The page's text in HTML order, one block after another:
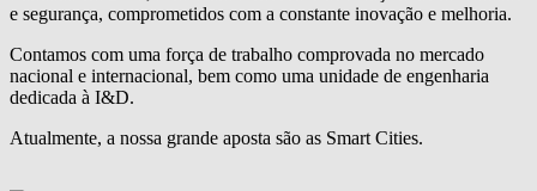
e segurança, comprometidos com a constante inovação e melhoria.
Contamos com uma força de trabalho comprovada no mercado
nacional e internacional, bem como uma unidade de engenharia
dedicada à I&D.
Atualmente, a nossa grande aposta são as Smart Cities.